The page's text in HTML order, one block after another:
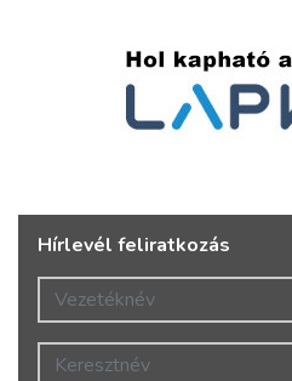
Hírlevél feliratkozás
Vezetéknév
Keresztnév